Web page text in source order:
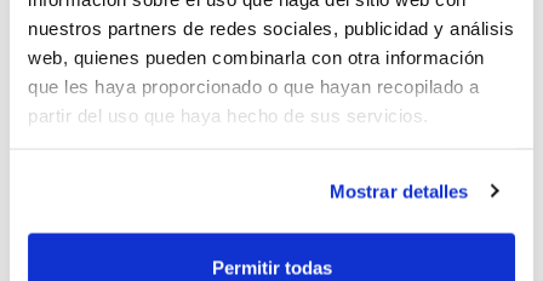
nuestros partners de redes sociales, publicidad y análisis
web, quienes pueden combinarla con otra información
que les haya proporcionado o que hayan recopilado a
partir del uso que haya hecho de sus servicios.
Mostrar detalles
Permitir todas
part en la qual va controlar el joc i no va
dubtar per a amarrar el títol. Espectacular
final de Kayla Alexander, que es va
temporada per al record amb l'adeu a la